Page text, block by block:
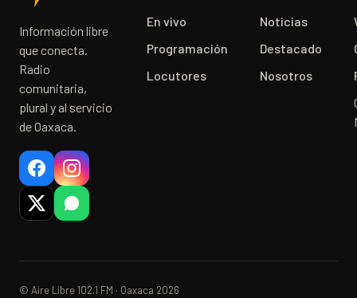
Información libre
que conecta.
Radio
comunitaria,
plural y al servicio
de Oaxaca.
En vivo
Programación
Locutores
Noticias
Destacado
Nosotros
© Aire Libre 102.1 FM · Oaxaca 2026